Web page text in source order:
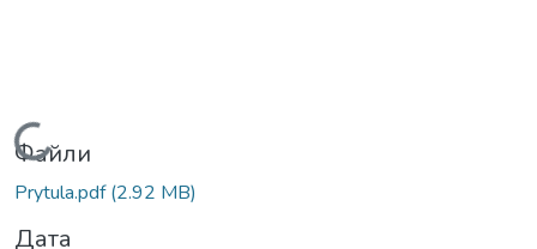
Вантажиться...
Файли
Prytula.pdf(2.92 MB)
Дата